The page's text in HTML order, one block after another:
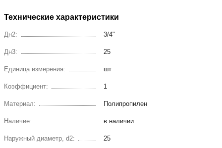
Технические характеристики
Дн2: 3/4"
Дн3: 25
Единица измерения: шт
Коэффициент: 1
Материал: Полипропилен
Наличие: в наличии
Наружный диаметр, d2: 25